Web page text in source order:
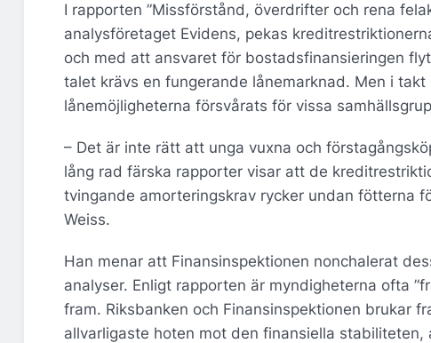
I rapporten ”Missförstånd, överdrifter och rena
analysföretaget Evidens, pekas
och med att ansvaret för bostadsfinansieringen
talet krävs en fungerande lånemarknad. Men i
lånemöjligheterna försvårats för vissa
– Det är inte rätt att unga vuxna och
lång rad färska rapporter visar att de
tvingande amorteringskrav rycker undan fötterna
Weiss.
Han menar att Finansinspektionen nonchalerat
analyser. Enligt rapporten är myndigheterna ofta
fram. Riksbanken och Finansinspektionen brukar
allvarligaste hoten mot den finansiella